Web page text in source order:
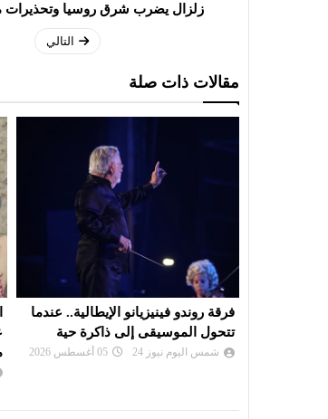
زلزال يضرب شرق روسيا وتحذيرات
التالي
مقالات ذات صلة
الممثلة التونسية آية باللآغة تتحصل
على جائزة أفضل ممثلة ضمن فعاليات
مه...